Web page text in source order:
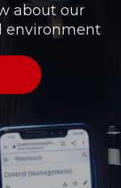
about our
environment